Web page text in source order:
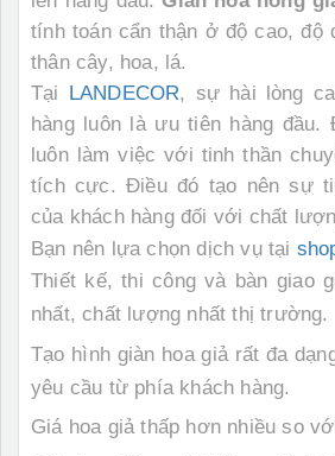
tính toán cẩn thận ở độ cao, độ
thân cây, hoa, lá.
Tại LANDECOR, sự hài lòng
hàng luôn là ưu tiên hàng đầu.
luôn làm việc với tinh thần
tích cực. Điều đó tạo nên sự
của khách hàng đối với chất
Bạn nên lựa chọn dịch vụ tại
Thiết kế, thi công và bàn giao
nhất, chất lượng nhất thị trường.
Tạo hình giàn hoa giả rất đa
yêu cầu từ phía khách hàng.
Giá hoa giả thấp hơn nhiều so